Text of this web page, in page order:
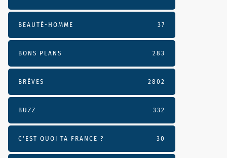
BEAUTÉ-HOMME 37
BONS PLANS 283
BRÈVES 2802
BUZZ 332
C'EST QUOI TA FRANCE ? 30